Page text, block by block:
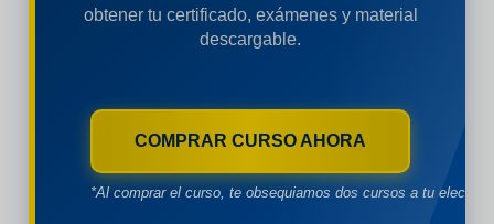
obtener tu certificado, exámenes y material
descargable.
COMPRAR CURSO AHORA
*Al comprar el curso, te obsequiamos dos cursos a tu